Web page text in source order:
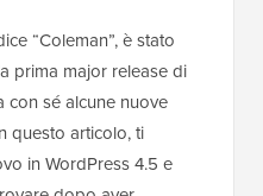
“Coleman”, è stato
prima major release di
con sé alcune nuove
questo articolo, ti
in WordPress 4.5 e